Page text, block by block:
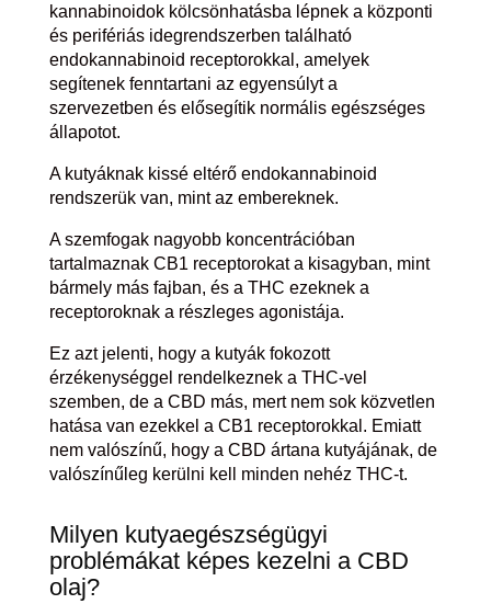
kannabinoidok kölcsönhatásba lépnek a központi
és perifériás idegrendszerben található
endokannabinoid receptorokkal, amelyek
segítenek fenntartani az egyensúlyt a
szervezetben és elősegítik normális egészséges
állapotot.
A kutyáknak kissé eltérő endokannabinoid
rendszerük van, mint az embereknek.
A szemfogak nagyobb koncentrációban
tartalmaznak CB1 receptorokat a kisagyban, mint
bármely más fajban, és a THC ezeknek a
receptoroknak a részleges agonistája.
Ez azt jelenti, hogy a kutyák fokozott
érzékenységgel rendelkeznek a THC-vel
szemben, de a CBD más, mert nem sok közvetlen
hatása van ezekkel a CB1 receptorokkal. Emiatt
nem valószínű, hogy a CBD ártana kutyájának, de
valószínűleg kerülni kell minden nehéz THC-t.
Milyen kutyaegészségügyi
problémákat képes kezelni a CBD
olaj?